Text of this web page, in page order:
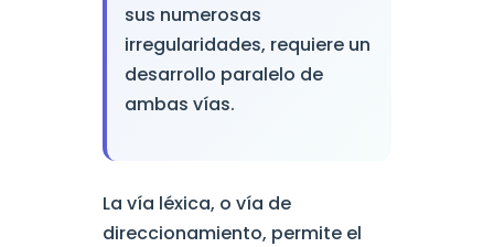
sus numerosas
irregularidades, requiere un
desarrollo paralelo de
ambas vías.
La vía léxica, o vía de
direccionamiento, permite el